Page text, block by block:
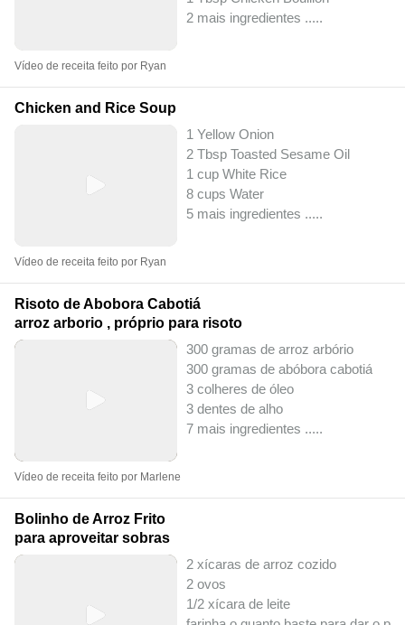
2 mais ingredientes .....
Vídeo de receita feito por Ryan
Chicken and Rice Soup
1 Yellow Onion
2 Tbsp Toasted Sesame Oil
1 cup White Rice
8 cups Water
5 mais ingredientes .....
Vídeo de receita feito por Ryan
Risoto de Abobora Cabotiá
arroz arborio , próprio para risoto
300 gramas de arroz arbório
300 gramas de abóbora cabotiá
3 colheres de óleo
3 dentes de alho
7 mais ingredientes .....
Vídeo de receita feito por Marlene
Bolinho de Arroz Frito
para aproveitar sobras
2 xícaras de arroz cozido
2 ovos
1/2 xícara de leite